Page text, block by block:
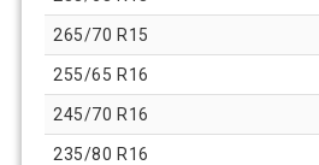
265/70 R15
255/65 R16
245/70 R16
235/80 R16